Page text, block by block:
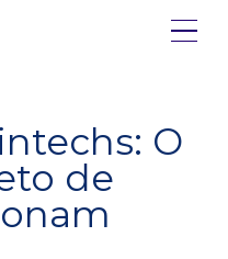
O
de